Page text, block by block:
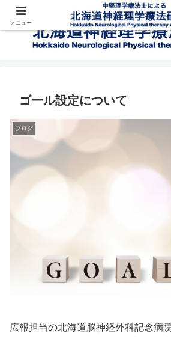
ゴール設定について
ブログ
広報担当の北海道脳神経外科記念病
メニュー